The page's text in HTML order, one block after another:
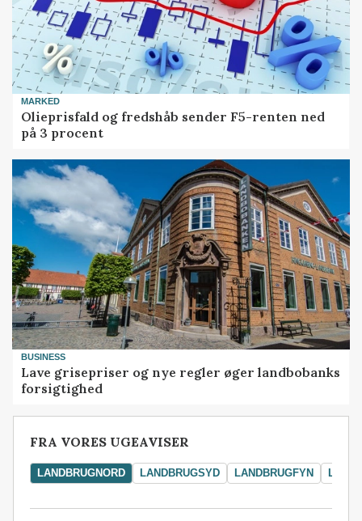
MARKED
Olieprisfald og fredshåb sender F5-renten ned
på 3 procent
BUSINESS
Lave grisepriser og nye regler øger landbobanks
forsigtighed
FRA VORES UGEAVISER
LANDBRUGNORD LANDBRUGSYD LANDBRUGFYN